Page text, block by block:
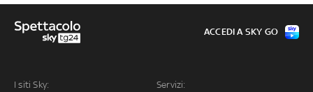
I siti Sky: Servizi:
ACCEDI A SKY GO